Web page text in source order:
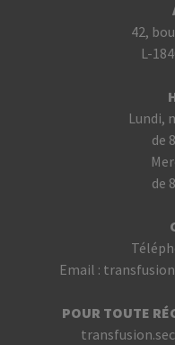
42,
L-
Lundi,
de
de
Email :
POUR TOUTE